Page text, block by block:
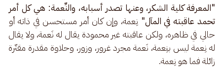
"المعرفة كلية الشكر، وعنها تصدر أسبابه، والنِّعمة: هي كل أمر
تحمد عاقبته في المآل" نِعمة، وإن كان أمر مستحسن في ذاته أو
حالي في ظاهره، ولكن عاقبته غير محمودة يقال له نَعمة، ولا يقال
له نِعمة ليس بنِعمة، نَعمة مجرد غرور، وزور، وحلاوة مقدرة مقتّرة
زائلة فما هو نِعمة.